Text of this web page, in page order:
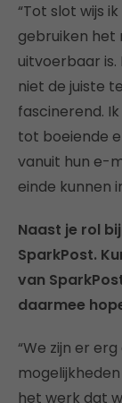
“Tot slot wijs
gebruiken het
uitvoerbaar is.
niet de juiste
fascinerend.
tot boeiende
vanuit hun e-
einde kunnen
Naast je rol
SparkPost.
van
daarmee
“We zijn er
het werk dat